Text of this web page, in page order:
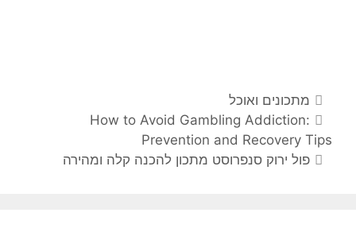
קטגוריות
מתכונים ואוכל
ניווט
פוסטים
How to Avoid Gambling Addiction:
Prevention and Recovery Tips
פול ירוק סנפרוסט מתכון להכנה קלה ומהירה